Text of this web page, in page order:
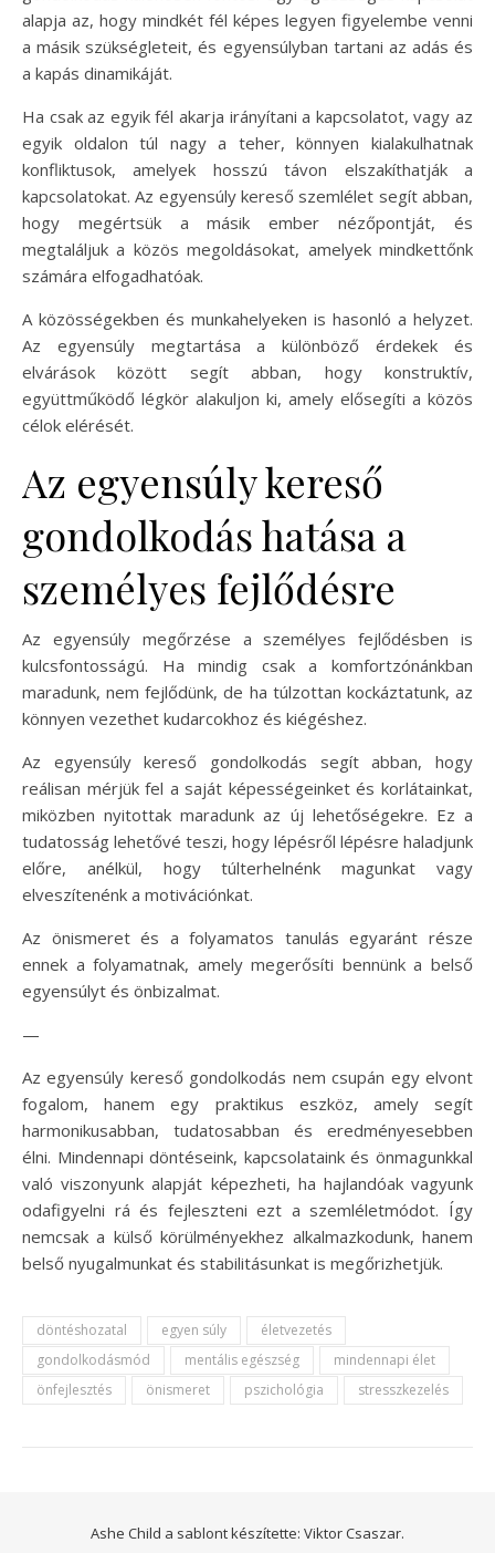
alapja az, hogy mindkét fél képes legyen figyelembe venni
a másik szükségleteit, és egyensúlyban tartani az adás és
a kapás dinamikáját.
Ha csak az egyik fél akarja irányítani a kapcsolatot, vagy az
egyik oldalon túl nagy a teher, könnyen kialakulhatnak
konfliktusok, amelyek hosszú távon elszakíthatják a
kapcsolatokat. Az egyensúly kereső szemlélet segít abban,
hogy megértsük a másik ember nézőpontját, és
megtaláljuk a közös megoldásokat, amelyek mindkettőnk
számára elfogadhatóak.
A közösségekben és munkahelyeken is hasonló a helyzet.
Az egyensúly megtartása a különböző érdekek és
elvárások között segít abban, hogy konstruktív,
együttműködő légkör alakuljon ki, amely elősegíti a közös
célok elérését.
Az egyensúly kereső
gondolkodás hatása a
személyes fejlődésre
Az egyensúly megőrzése a személyes fejlődésben is
kulcsfontosságú. Ha mindig csak a komfortzónánkban
maradunk, nem fejlődünk, de ha túlzottan kockáztatunk, az
könnyen vezethet kudarcokhoz és kiégéshez.
Az egyensúly kereső gondolkodás segít abban, hogy
reálisan mérjük fel a saját képességeinket és korlátainkat,
miközben nyitottak maradunk az új lehetőségekre. Ez a
tudatosság lehetővé teszi, hogy lépésről lépésre haladjunk
előre, anélkül, hogy túlterhelnénk magunkat vagy
elveszítenénk a motivációnkat.
Az önismeret és a folyamatos tanulás egyaránt része
ennek a folyamatnak, amely megerősíti bennünk a belső
egyensúlyt és önbizalmat.
—
Az egyensúly kereső gondolkodás nem csupán egy elvont
fogalom, hanem egy praktikus eszköz, amely segít
harmonikusabban, tudatosabban és eredményesebben
élni. Mindennapi döntéseink, kapcsolataink és önmagunkkal
való viszonyunk alapját képezheti, ha hajlandóak vagyunk
odafigyelni rá és fejleszteni ezt a szemléletmódot. Így
nemcsak a külső körülményekhez alkalmazkodunk, hanem
belső nyugalmunkat és stabilitásunkat is megőrizhetjük.
döntéshozatal egyen súly
életvezetés
gondolkodásmód
mentális egészség
mindennapi élet
önfejlesztés
önismeret pszichológia stresszkezelés
Ashe Child a sablont készítette: Viktor Csaszar.